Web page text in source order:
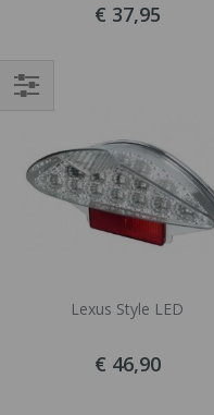
€ 37,95
Lexus Style LED
€ 46,90